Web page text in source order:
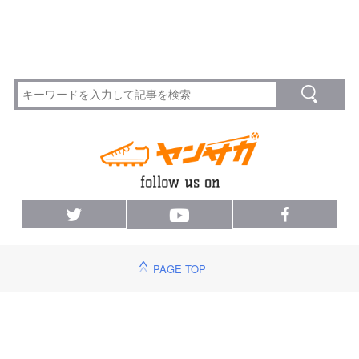
PAGE TOP